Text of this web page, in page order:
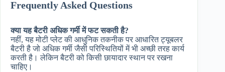
Frequently Asked Questions
क्या यह बैटरी अधिक गर्मी में फट सकती है?
नहीं, यह मोटी प्लेट की आधुनिक तकनीक पर आधारित ट्यूबलर
बैटरी है जो अधिक गर्मी जैसी परिस्थितियों में भी अच्छी तरह कार्य
करती है। लेकिन बैटरी को किसी छायादार स्थान पर रखना
चाहिए।